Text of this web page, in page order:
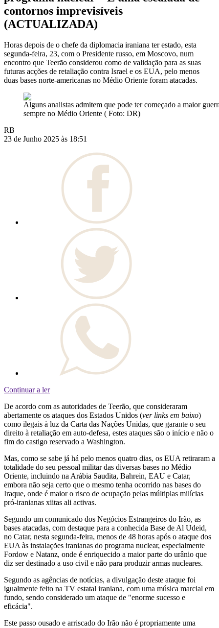
contornos imprevisíveis
(ACTUALIZADA)
Horas depois de o chefe da diplomacia iraniana ter estado, esta
segunda-feira, 23, com o Presidente russo, em Moscovo, num
encontro que Teerão considerou como de validação para as suas
futuras acções de retaliação contra Israel e os EUA, pelo menos
duas bases norte-americanas no Médio Oriente foram atacadas.
Alguns analistas admitem que pode ter começado a maior
sempre no Médio Oriente ( Foto: DR)
RB
23 de Junho 2025 às 18:51
Continuar a ler
De acordo com as autoridades de Teerão, que consideraram
abertamente os ataques dos Estados Unidos (ver links em baixo)
como ilegais à luz da Carta das Nações Unidas, que garante o seu
direito à retaliação em auto-defesa, estes ataques são o início e não o
fim do castigo reservado a Washington.
Mas, como se sabe já há pelo menos quatro dias, os EUA retiraram a
totalidade do seu pessoal militar das diversas bases no Médio
Oriente, incluindo na Arábia Saudita, Bahrein, EAU e Catar,
embora não seja certo que o mesmo tenha ocorrido nas bases do
Iraque, onde é maior o risco de ocupação pelas múltiplas milícias
pró-iranianas xiitas ali activas.
Segundo um comunicado dos Negócios Estrangeiros do Irão, as
bases atacadas, com destaque para a conhecida Base de Al Udeid,
no Catar, nesta segunda-feira, menos de 48 horas após o ataque dos
EUA às instalações iranianas do programa nuclear, especialmente
Fordow e Natanz, onde é enriquecido a maior parte do urânio que
diz ser destinado a uso civil e não para produzir armas nucleares.
Segundo as agências de notícias, a divulgação deste ataque foi
igualmente feito na TV estatal iraniana, com uma música marcial em
fundo, sendo considerado um ataque de "enorme sucesso e
eficácia".
Este passo ousado e arriscado do Irão não é propriamente uma